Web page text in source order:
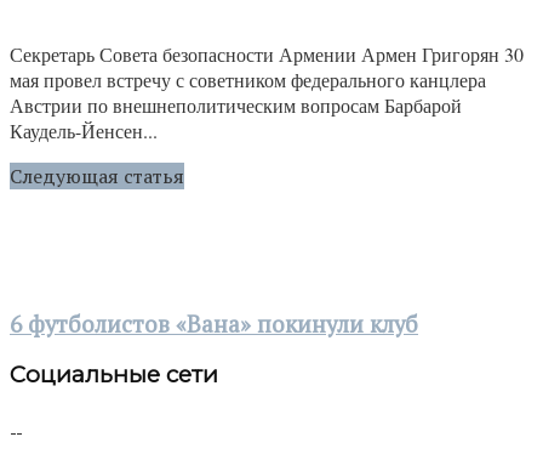
Секретарь Совета безопасности Армении Армен Григорян 30
мая провел встречу с советником федерального канцлера
Австрии по внешнеполитическим вопросам Барбарой
Каудель-Йенсен...
Следующая статья
6 футболистов «Вана» покинули клуб
Социальные сети